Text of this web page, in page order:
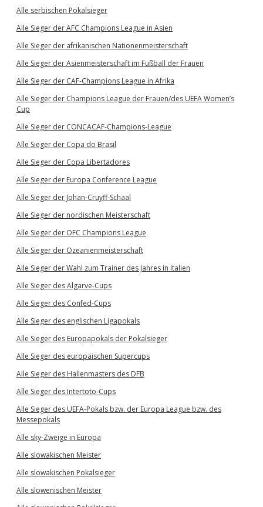
Alle serbischen Pokalsieger
Alle Sieger der AFC Champions League in Asien
Alle Sieger der afrikanischen Nationenmeisterschaft
Alle Sieger der Asienmeisterschaft im Fußball der Frauen
Alle Sieger der CAF-Champions League in Afrika
Alle Sieger der Champions League der Frauen/des UEFA Women’s
Cup
Alle Sieger der CONCACAF-Champions-League
Alle Sieger der Copa do Brasil
Alle Sieger der Copa Libertadores
Alle Sieger der Europa Conference League
Alle Sieger der Johan-Cruyff-Schaal
Alle Sieger der nordischen Meisterschaft
Alle Sieger der OFC Champions League
Alle Sieger der Ozeanienmeisterschaft
Alle Sieger der Wahl zum Trainer des Jahres in Italien
Alle Sieger des Algarve-Cups
Alle Sieger des Confed-Cups
Alle Sieger des englischen Ligapokals
Alle Sieger des Europapokals der Pokalsieger
Alle Sieger des europäischen Supercups
Alle Sieger des Hallenmasters des DFB
Alle Sieger des Intertoto-Cups
Alle Sieger des UEFA-Pokals bzw. der Europa League bzw. des
Messepokals
Alle sky-Zweige in Europa
Alle slowakischen Meister
Alle slowakischen Pokalsieger
Alle slowenischen Meister